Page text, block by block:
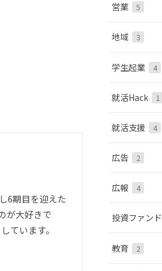
6期目を迎えた
が大好きで
ています。
営業 5
地域 3
学生起業 4
就活Hack 1
就活支援 4
広告 2
広報 4
投資ファンド
教育 2